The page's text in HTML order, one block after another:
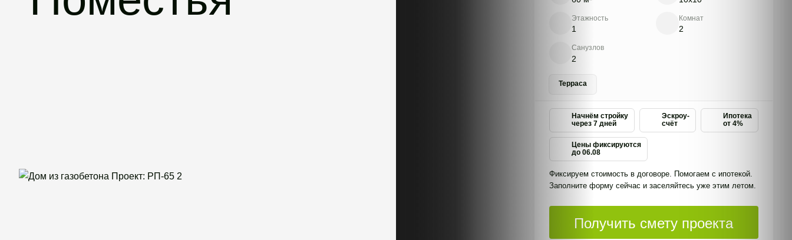
Этажность
1
Комнат
2
Санузлов
2
Терраса
Начнём стройку
через 7 дней
Эскроу-
счёт
Ипотека
от 4%
Цены фиксируются
до 06.08
Фиксируем стоимость в договоре. Помогаем с ипотекой.
Заполните форму сейчас и заселяйтесь уже этим летом.
Получить смету проекта